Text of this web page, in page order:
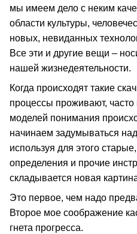
мы имеем дело с неким
области культуры,
новых, невиданных
Все эти и другие вещи –
нашей жизнедеятельности.
Когда происходят такие
процессы проживают, часто
моделей понимания
начинаем задумываться
используя для этого
определения и прочие
складывается новая
Это первое, чем надо
Второе мое соображение
гнета прогресса.